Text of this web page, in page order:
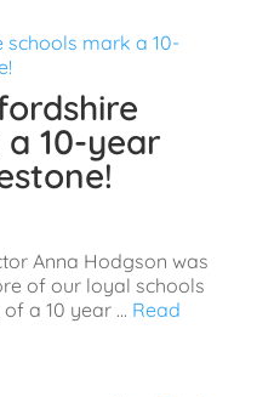
10-year
Anna Hodgson was
of our loyal schools
a 10 year ... Read